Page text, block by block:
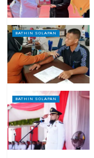
BATHIN SOLAPAN
BATHIN SOLAPAN